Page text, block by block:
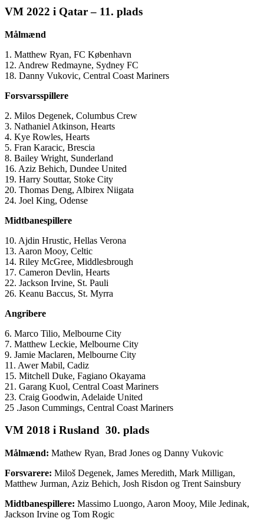
VM 2022 i Qatar – 11. plads
Målmænd
1. Matthew Ryan, FC København
12. Andrew Redmayne, Sydney FC
18. Danny Vukovic, Central Coast Mariners
Forsvarsspillere
2. Milos Degenek, Columbus Crew
3. Nathaniel Atkinson, Hearts
4. Kye Rowles, Hearts
5. Fran Karacic, Brescia
8. Bailey Wright, Sunderland
16. Aziz Behich, Dundee United
19. Harry Souttar, Stoke City
20. Thomas Deng, Albirex Niigata
24. Joel King, Odense
Midtbanespillere
10. Ajdin Hrustic, Hellas Verona
13. Aaron Mooy, Celtic
14. Riley McGree, Middlesbrough
17. Cameron Devlin, Hearts
22. Jackson Irvine, St. Pauli
26. Keanu Baccus, St. Myrra
Angribere
6. Marco Tilio, Melbourne City
7. Matthew Leckie, Melbourne City
9. Jamie Maclaren, Melbourne City
11. Awer Mabil, Cadiz
15. Mitchell Duke, Fagiano Okayama
21. Garang Kuol, Central Coast Mariners
23. Craig Goodwin, Adelaide United
25 .Jason Cummings, Central Coast Mariners
VM 2018 i Rusland 30. plads
Målmænd: Mathew Ryan, Brad Jones og Danny Vukovic
Forsvarere: Miloš Degenek, James Meredith, Mark Milligan,
Matthew Jurman, Aziz Behich, Josh Risdon og Trent Sainsbury
Midtbanespillere: Massimo Luongo, Aaron Mooy, Mile Jedinak,
Jackson Irvine og Tom Rogic